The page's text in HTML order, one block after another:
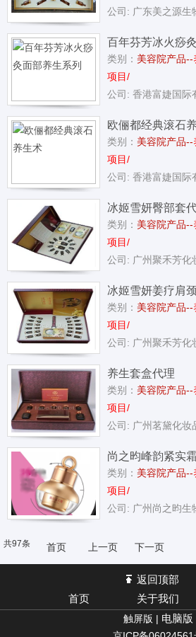
公司: 广东美之源生
百年芬芳冰火痧
部养生系列
类别： 美容院产品--
项目/
公司: 香港富婕国际
欧俪都经典滚石
术
类别： 美容院产品--
项目/
公司: 香港富婕国际
冰姬雪妍臀部套
类别： 美容院产品--
项目/
公司: 广州聚禾芳化
冰姬雪妍姜疗肩
代理
类别： 美容院产品--
项目/
公司: 广州聚禾芳化
养生套盒代理
类别： 美容院产品--
项目/
公司: 广州茗黛化妆
尚之昀峰韵紧实
类别： 美容院产品--
项目/
公司: 广州尚之昀生
共97条 首页 上一页 下一页
返回顶部
首页
关于我们
触屏版 | 电脑版